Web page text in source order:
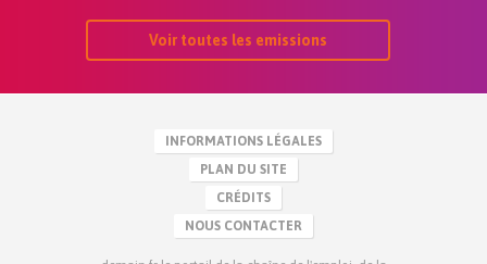
Voir toutes les emissions
INFORMATIONS LÉGALES
PLAN DU SITE
CRÉDITS
NOUS CONTACTER